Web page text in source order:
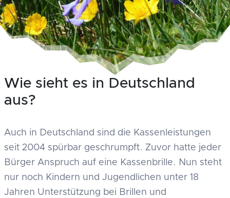
Wie sieht es in Deutschland
aus?
Auch in Deutschland sind die Kassenleistungen
seit 2004 spürbar geschrumpft. Zuvor hatte jeder
Bürger Anspruch auf eine Kassenbrille. Nun steht
nur noch Kindern und Jugendlichen unter 18
Jahren Unterstützung bei Brillen und